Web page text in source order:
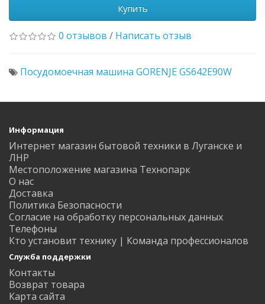
Купить
0 отзывов / Написать отзыв
Посудомоечная машина GORENJE GS642E90W
Информация
Интернет магазин бытовой техники в Луганске и
ЛНР
Местоположение магазина Технопарк
О нас
Доставка
Политика Безопасности
Согласие на обработку персональных данных
Телефоны
Кто установит технику | Команда профессионалов
Служба поддержки
Контакты
Возврат товара
Карта сайта